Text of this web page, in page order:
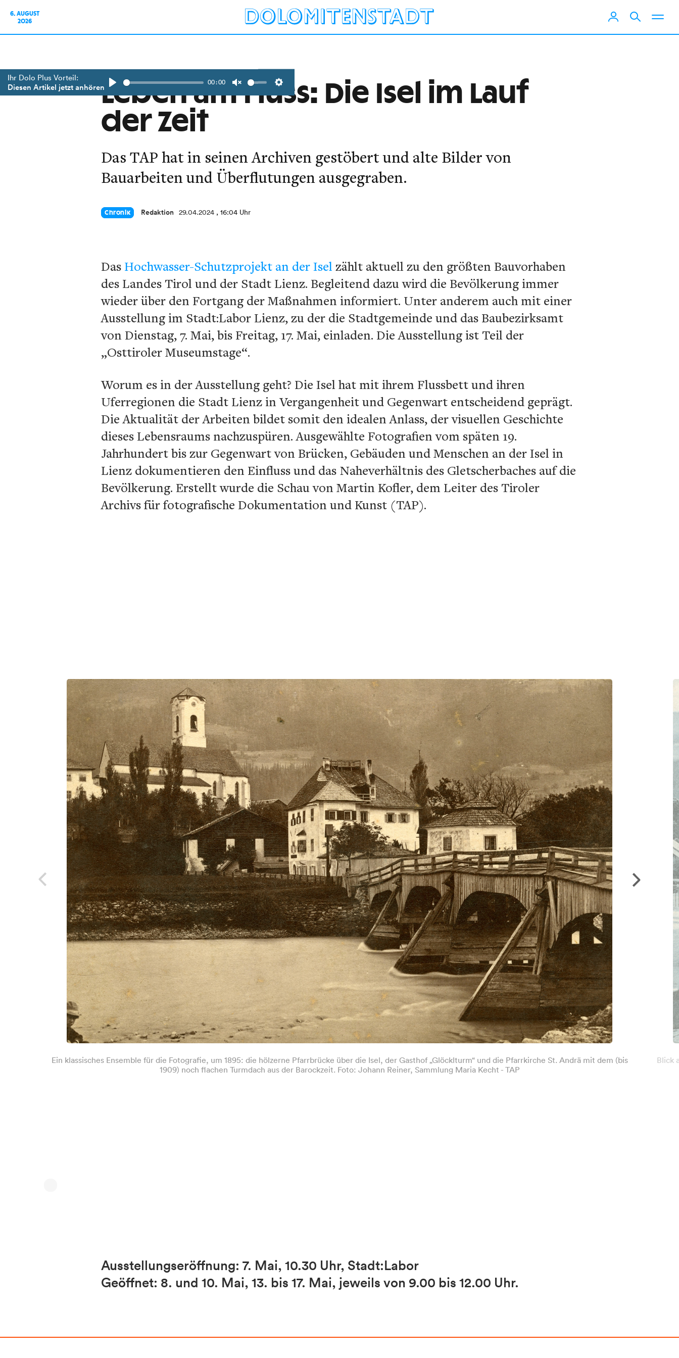
6. AUGUST
2026
Ihr Dolo Plus Vorteil:
Diesen Artikel jetzt anhören 00:00
Settings
Leben am Fluss: Die Isel im Lauf
der Zeit
Das TAP hat in seinen Archiven gestöbert und alte Bilder von
Bauarbeiten und Überflutungen ausgegraben.
Chronik Redaktion 29.04.2024 , 16:04 Uhr
Das Hochwasser-Schutzprojekt an der Iselzählt aktuell zu den größten Bauvorhaben
des Landes Tirol und der Stadt Lienz. Begleitend dazu wird die Bevölkerung immer
wieder über den Fortgang der Maßnahmen informiert. Unter anderem auch mit einer
Ausstellung im Stadt:Labor Lienz, zu der die Stadtgemeinde und das Baubezirksamt
von Dienstag, 7. Mai, bis Freitag, 17. Mai, einladen. Die Ausstellung ist Teil der
„Osttiroler Museumstage“.
Worum es in der Ausstellung geht? Die Isel hat mit ihrem Flussbett und ihren
Uferregionen die Stadt Lienz in Vergangenheit und Gegenwart entscheidend geprägt.
Die Aktualität der Arbeiten bildet somit den idealen Anlass, der visuellen Geschichte
dieses Lebensraums nachzuspüren. Ausgewählte Fotografien vom späten 19.
Jahrhundert bis zur Gegenwart von Brücken, Gebäuden und Menschen an der Isel in
Lienz dokumentieren den Einfluss und das Naheverhältnis des Gletscherbaches auf die
Bevölkerung. Erstellt wurde die Schau von Martin Kofler, dem Leiter des Tiroler
Archivs für fotografische Dokumentation und Kunst (TAP).
Ein klassisches Ensemble für die Fotografie, um 1895: die hölzerne Pfarrbrücke über die Isel, der Gasthof „Glöcklturm“ und die Pfarrkirche St. Andrä mit dem (bis
1909) noch flachen Turmdach aus der Barockzeit. Foto: Johann Reiner, Sammlung Maria Kecht - TAP
Blick
Ausstellungseröffnung: 7. Mai, 10.30 Uhr, Stadt:Labor
Geöffnet: 8. und 10. Mai, 13. bis 17. Mai, jeweils von 9.00 bis 12.00 Uhr.